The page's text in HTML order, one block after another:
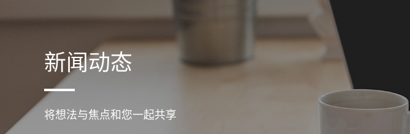
新闻动态
将想法与焦点和您一起共享